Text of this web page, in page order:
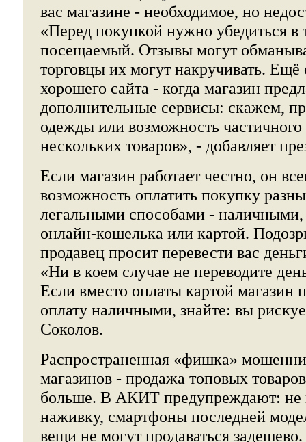
вас магазине - необходимое, но
«Перед покупкой нужно убедиться в
посещаемый. Отзывы могут
торговцы их могут накручивать. Ещё
хорошего сайта - когда магазин
дополнительные сервисы: скажем,
одежды или возможность
нескольких товаров», - добавляет
Если магазин работает честно, он
возможность оплатить покупку
легальными способами - наличными,
онлайн-кошелька или картой.
продавец просит перевести вас
«Ни в коем случае не переводите
Если вместо оплаты картой магазин
оплату наличными, знайте: вы
Соколов.
Распространенная «фишка»
магазинов - продажа топовых
больше. В АКИТ предупреждают: не
наживку, смартфоны последней
вещи не могут продаваться